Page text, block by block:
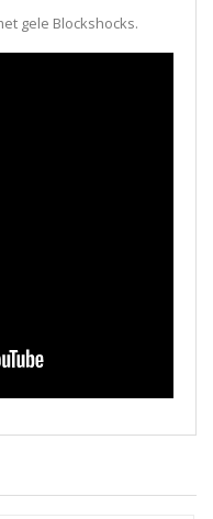
gele Blockshocks.